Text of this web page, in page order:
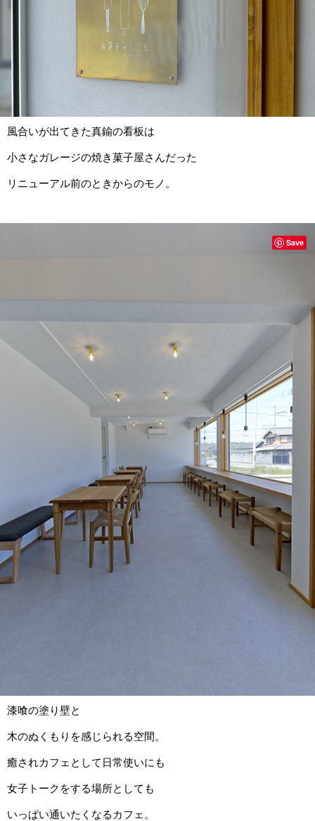
風合いが出てきた真鍮の看板は
小さなガレージの焼き菓子屋さんだった
リニューアル前のときからのモノ。
漆喰の塗り壁と
木のぬくもりを感じられる空間。
癒されカフェとして日常使いにも
女子トークをする場所としても
いっぱい通いたくなるカフェ。
Save